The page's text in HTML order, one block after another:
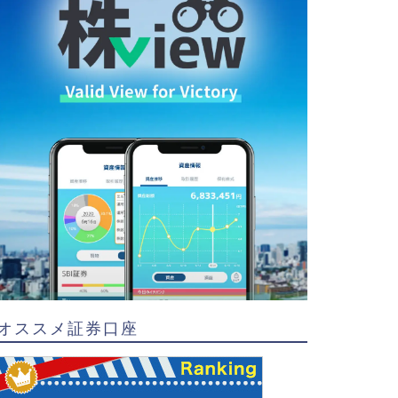
ススメ証券口座